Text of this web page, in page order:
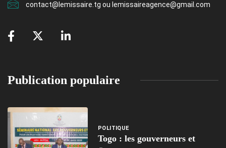
contact@lemissaire.tg ou lemissaireagence@gmail.com
Publication populaire
POLITIQUE
Togo : les gouverneurs et